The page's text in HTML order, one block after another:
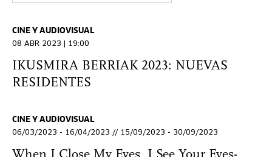
CINE Y AUDIOVISUAL
08 ABR 2023 | 19:00
IKUSMIRA BERRIAK 2023: NUEVAS
RESIDENTES
CINE Y AUDIOVISUAL
06/03/2023 - 16/04/2023 // 15/09/2023 - 30/09/2023